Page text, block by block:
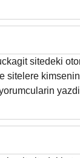
sitedeki
sitelere